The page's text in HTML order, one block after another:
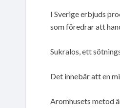
I Sverige erbjuds
som föredrar att
Sukralos, ett
Det innebär att en
Aromhusets metod